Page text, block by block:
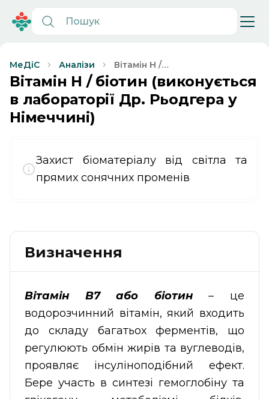
МеДіС Аналізи
Вітамін Н /
біотин
(виконується в
лабораторії Др.
Вітамін Н / біотин (виконується
в лабораторії Др. Рьодгера у
Німеччині)
Захист біоматеріалу від світла та
прямих сонячних променів
Визначення
Вітамін B7 або біотин– це
водорозчинний вітамін, який входить
до складу багатьох ферментів, що
регулюють обмін жирів та вуглеводів,
проявляє інсуліноподібний ефект.
Бере участь в синтезі гемоглобіну та